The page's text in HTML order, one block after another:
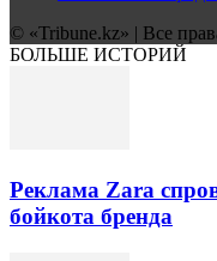
© «Tribune.kz» | Все
БОЛЬШЕ ИСТОРИЙ
Реклама Zara
бойкота бренда